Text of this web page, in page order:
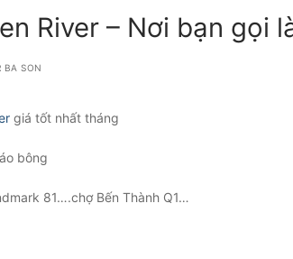
River – Nơi bạn gọi
BA SON
giá tốt nhất tháng
bông
81….chợ Bến Thành Q1…